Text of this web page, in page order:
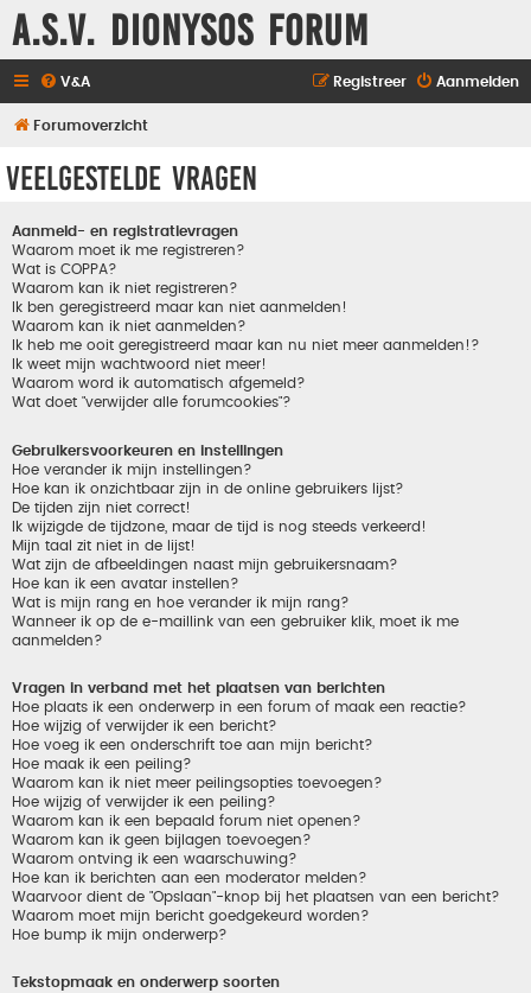
A.S.V. Dionysos Forum
V&A Aanmelden
Registreer
Forumoverzicht
Veelgestelde vragen
Aanmeld- en registratievragen
Waarom moet ik me registreren?
Wat is COPPA?
Waarom kan ik niet registreren?
Ik ben geregistreerd maar kan niet aanmelden!
Waarom kan ik niet aanmelden?
Ik heb me ooit geregistreerd maar kan nu niet meer aanmelden!?
Ik weet mijn wachtwoord niet meer!
Waarom word ik automatisch afgemeld?
Wat doet "verwijder alle forumcookies"?
Gebruikersvoorkeuren en instellingen
Hoe verander ik mijn instellingen?
Hoe kan ik onzichtbaar zijn in de online gebruikers lijst?
De tijden zijn niet correct!
Ik wijzigde de tijdzone, maar de tijd is nog steeds verkeerd!
Mijn taal zit niet in de lijst!
Wat zijn de afbeeldingen naast mijn gebruikersnaam?
Hoe kan ik een avatar instellen?
Wat is mijn rang en hoe verander ik mijn rang?
Wanneer ik op de e-maillink van een gebruiker klik, moet ik me
aanmelden?
Vragen in verband met het plaatsen van berichten
Hoe plaats ik een onderwerp in een forum of maak een reactie?
Hoe wijzig of verwijder ik een bericht?
Hoe voeg ik een onderschrift toe aan mijn bericht?
Hoe maak ik een peiling?
Waarom kan ik niet meer peilingsopties toevoegen?
Hoe wijzig of verwijder ik een peiling?
Waarom kan ik een bepaald forum niet openen?
Waarom kan ik geen bijlagen toevoegen?
Waarom ontving ik een waarschuwing?
Hoe kan ik berichten aan een moderator melden?
Waarvoor dient de "Opslaan"-knop bij het plaatsen van een bericht?
Waarom moet mijn bericht goedgekeurd worden?
Hoe bump ik mijn onderwerp?
Tekstopmaak en onderwerp soorten